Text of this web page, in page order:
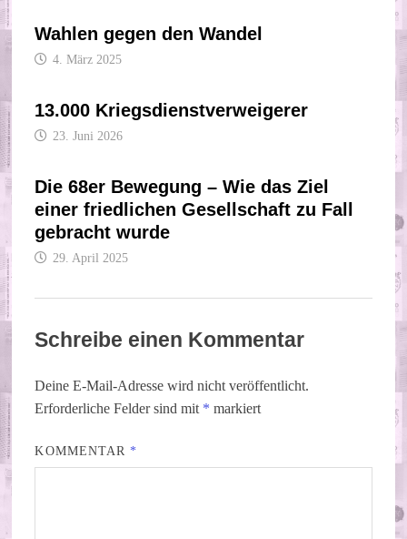
Wahlen gegen den Wandel
4. März 2025
13.000 Kriegsdienstverweigerer
23. Juni 2026
Die 68er Bewegung – Wie das Ziel
einer friedlichen Gesellschaft zu Fall
gebracht wurde
29. April 2025
Schreibe einen Kommentar
Deine E-Mail-Adresse wird nicht veröffentlicht.
Erforderliche Felder sind mit * markiert
KOMMENTAR *